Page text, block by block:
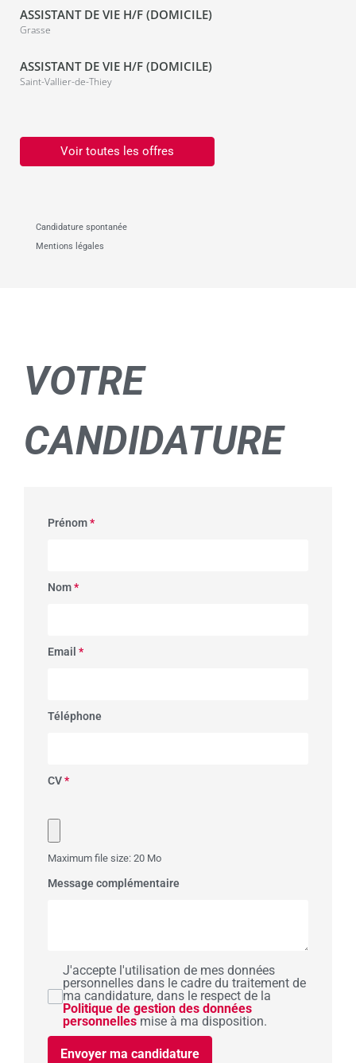
ASSISTANT DE VIE H/F (DOMICILE)
Grasse
ASSISTANT DE VIE H/F (DOMICILE)
Saint-Vallier-de-Thiey
Voir toutes les offres
Candidature spontanée
Mentions légales
VOTRE
CANDIDATURE
Prénom*
Nom*
Email *
Téléphone
CV*
Maximum file size: 20 Mo
Message complémentaire
J'accepte l'utilisation de mes données
personnelles dans le cadre du traitement de
ma candidature, dans le respect de la
Politique de gestion des données
personnelles mise à ma disposition.
Envoyer ma candidature